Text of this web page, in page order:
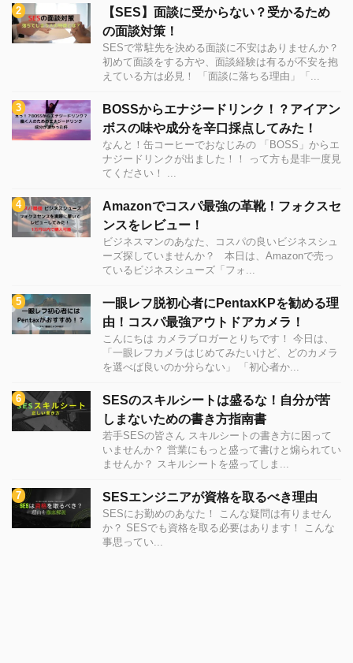
【SES】面談に受からない？受かるため
の面談対策！
SESで常駐先を決める面談に不安はありませんか？
初めて面談をする方や、面談経験は有るが不安を抱
えている方は必見！ 「面談に落ちる理由」「...
BOSSからエナジードリンク！？アイアン
ボスの味や成分を辛口採点してみた！
なんと！缶コーヒーでおなじみの 「BOSS」からエ
ナジードリンクが出ました！！ って方も是非一度見
てください！ ...
Amazonでコスパ最強の革靴！フォクスセ
ンスをレビュー！
ビジネスマンのあなた、コスパの良いビジネスシュ
ーズ探していませんか？ 本日は、Amazonで売っ
ているビジネスシューズ「フォ...
一眼レフ脱初心者にPentaxKPを勧める理
由！コスパ最強アウトドアカメラ！
こんにちは カメラブロガーとりちです！ 今日は、
「一眼レフカメラはじめてみたいけど、どのカメラ
を選べば良いのか分らない」 「初心者か...
SESのスキルシートは盛るな！自分が苦
しまないための書き方指南書
若手SESの皆さん スキルシートの書き方に困って
いませんか？ 営業にもっと盛って書けと煽られてい
ませんか？ スキルシートを盛ってしま...
SESエンジニアが資格を取るべき理由
SESにお勤めのあなた！ こんな疑問は有りません
か？ SESでも資格を取る必要はあります！ こんな
事思ってい...